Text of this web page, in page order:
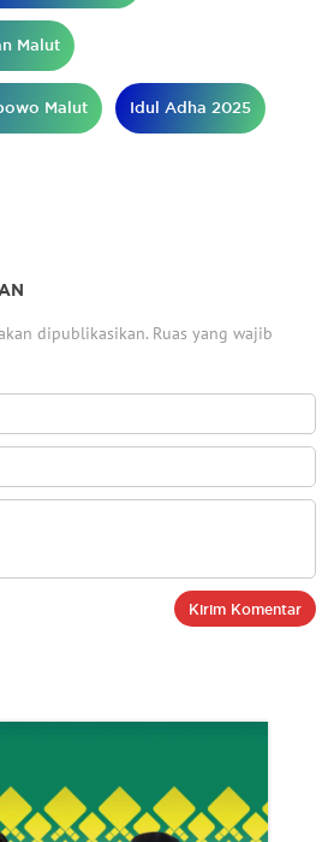
Malut
Malut Idul Adha 2025
dipublikasikan. Ruas yang wajib